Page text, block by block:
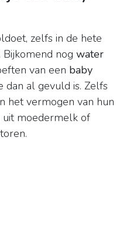
zelfs in de hete
nog water
van een baby
dan al gevuld is. Zelfs
het vermogen van hun
uit moedermelk of